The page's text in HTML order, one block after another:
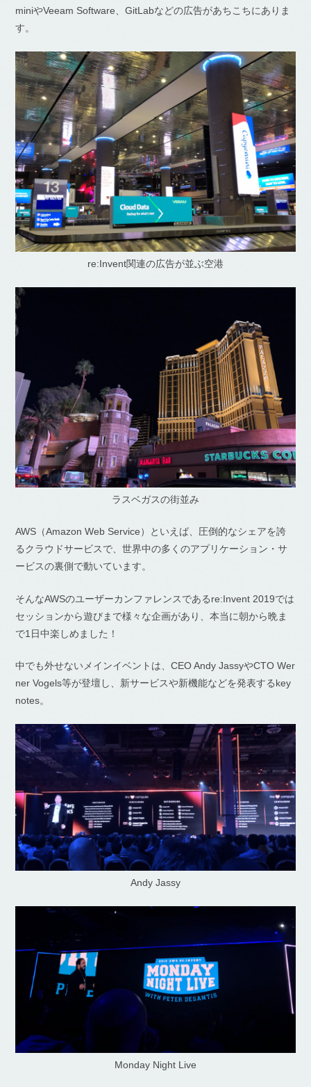
miniやVeeam Software、GitLabなどの広告があちこちにありま
す。
re:Invent関連の広告が並ぶ空港
ラスベガスの街並み
AWS（Amazon Web Service）といえば、圧倒的なシェアを誇
るクラウドサービスで、世界中の多くのアプリケーション・サ
ービスの裏側で動いています。
そんなAWSのユーザーカンファレンスであるre:Invent 2019では
セッションから遊びまで様々な企画があり、本当に朝から晩ま
で1日中楽しめました！
中でも外せないメインイベントは、CEO Andy JassyやCTO Wer
ner Vogels等が登壇し、新サービスや新機能などを発表するkey
notes。
Andy Jassy
Monday Night Live